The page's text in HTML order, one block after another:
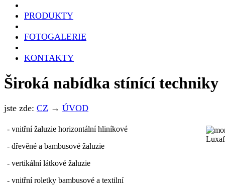
PRODUKTY
FOTOGALERIE
KONTAKTY
Široká nabídka stínící techniky
jste zde: CZ → ÚVOD
- vnitřní žaluzie horizontální hliníkové
- dřevěné a bambusové žaluzie
- vertikální látkové žaluzie
- vnitřní roletky bambusové a textilní